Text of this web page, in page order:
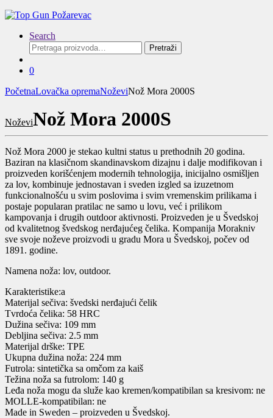
Search
Pretraga
za:
Pretraži
0
PočetnaLovačka opremaNoževiNož Mora 2000S
NoževiNož Mora 2000S
Nož Mora 2000 je stekao kultni status u prethodnih 20 godina.
Baziran na klasičnom skandinavskom dizajnu i dalje modifikovan i
proizveden korišćenjem modernih tehnologija, inicijalno osmišljen
za lov, kombinuje jednostavan i sveden izgled sa izuzetnom
funkcionalnošću u svim poslovima i svim vremenskim prilikama i
postaje popularan pratilac ne samo u lovu, već i prilikom
kampovanja i drugih outdoor aktivnosti. Proizveden je u Švedskoj
od kvalitetnog švedskog nerđajućeg čelika. Kompanija Morakniv
sve svoje noževe proizvodi u gradu Mora u Švedskoj, počev od
1891. godine.
Namena noža: lov, outdoor.
Karakteristike:a
Materijal sečiva: švedski nerđajući čelik
Tvrdoća čelika: 58 HRC
Dužina sečiva: 109 mm
Debljina sečiva: 2.5 mm
Materijal drške: TPE
Ukupna dužina noža: 224 mm
Futrola: sintetička sa omčom za kaiš
Težina noža sa futrolom: 140 g
Leđa noža mogu da služe kao kremen/kompatibilan sa kresivom: ne
MOLLE-kompatibilan: ne
Made in Sweden – proizveden u Švedskoj.